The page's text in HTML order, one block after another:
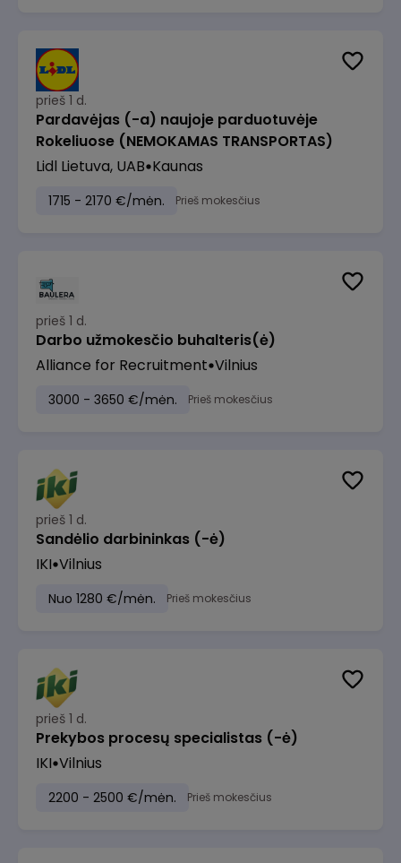
prieš 1 d.
Pardavėjas (-a) naujoje parduotuvėje
Rokeliuose (NEMOKAMAS TRANSPORTAS)
Lidl Lietuva, UAB Kaunas
1715 - 2170 €/mėn. Prieš mokesčius
prieš 1 d.
Darbo užmokesčio buhalteris(ė)
Alliance for Recruitment Vilnius
3000 - 3650 €/mėn. Prieš mokesčius
prieš 1 d.
Sandėlio darbininkas (-ė)
IKI Vilnius
Nuo 1280 €/mėn. Prieš mokesčius
prieš 1 d.
Prekybos procesų specialistas (-ė)
IKI Vilnius
2200 - 2500 €/mėn. Prieš mokesčius